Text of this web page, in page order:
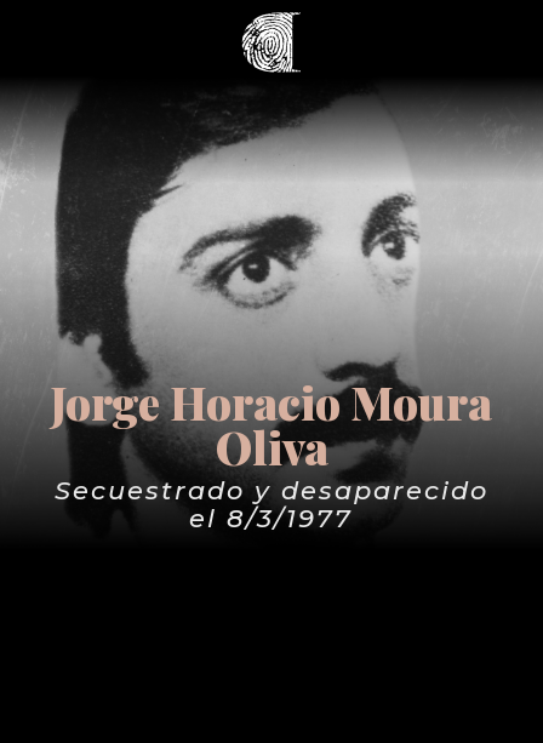
Jorge Horacio Moura
Oliva
Secuestrado y desaparecido
el 8/3/1977